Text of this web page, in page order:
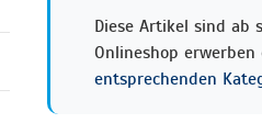
Diese Artikel sind ab
Onlineshop
entsprechenden